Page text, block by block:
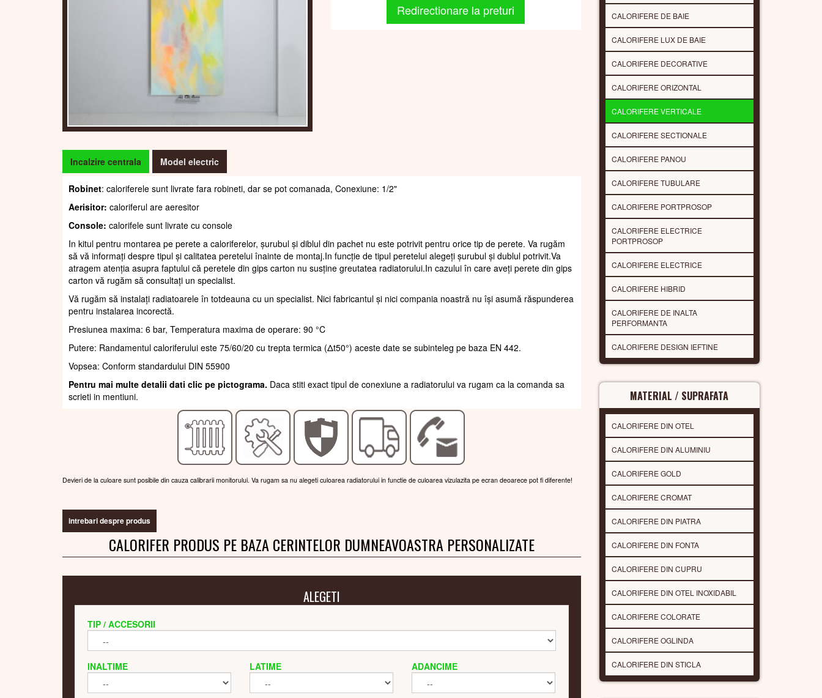
Redirectionare la preturi
Incalzire centrala Model electric
Robinet: caloriferele sunt livrate fara robineti, dar se pot comanada, Conexiune: 1/2"
Aerisitor: caloriferul are aeresitor
Console: calorifele sunt livrate cu console
In kitul pentru montarea pe perete a caloriferelor, șurubul și diblul din pachet nu este potrivit pentru orice tip de perete. Va rugăm
să vă informați despre tipul și calitatea peretelui înainte de montaj.In funcție de tipul peretelui alegeți șurubul și dublul potrivit.Va
atragem atenția asupra faptului că peretele din gips carton nu susține greutatea radiatorului.In cazului în care aveți perete din gips
carton vă rugăm să consultați un specialist.
Vă rugăm să instalați radiatoarele în totdeauna cu un specialist. Nici fabricantul și nici compania noastră nu își asumă răspunderea
pentru instalarea incorectă.
Presiunea maxima: 6 bar, Temperatura maxima de operare: 90 °C
Putere: Randamentul caloriferului este 75/60/20 cu trepta termica (Δt50°) aceste date se subinteleg pe baza EN 442.
Vopsea: Conform standardului DIN 55900
Pentru mai multe detalii dati clic pe pictograma. Daca stiti exact tipul de conexiune a radiatorului va rugam ca la comanda sa
scrieti in mentiuni.
Devieri de la culoare sunt posibile din cauza calibrarii monitorului. Va rugam sa nu alegeti culoarea radiatorului in functie de culoarea vizulazita pe ecran deoarece pot fi diferente!
intrebari despre produs
CALORIFER PRODUS PE BAZA CERINTELOR DUMNEAVOASTRA PERSONALIZATE
ALEGETI
TIP / ACCESORII
INALTIME LATIME ADANCIME
CALORIFERE DE BAIE
CALORIFERE LUX DE BAIE
CALORIFERE DECORATIVE
CALORIFERE ORIZONTAL
CALORIFERE VERTICALE
CALORIFERE SECTIONALE
CALORIFERE PANOU
CALORIFERE TUBULARE
CALORIFERE PORTPROSOP
CALORIFERE ELECTRICE
PORTPROSOP
CALORIFERE ELECTRICE
CALORIFERE HIBRID
CALORIFERE DE INALTA
PERFORMANTA
CALORIFERE DESIGN IEFTINE
MATERIAL / SUPRAFATA
CALORIFERE DIN OTEL
CALORIFERE DIN ALUMINIU
CALORIFERE GOLD
CALORIFERE CROMAT
CALORIFERE DIN PIATRA
CALORIFERE DIN FONTA
CALORIFERE DIN CUPRU
CALORIFERE DIN OTEL INOXIDABIL
CALORIFERE COLORATE
CALORIFERE OGLINDA
CALORIFERE DIN STICLA